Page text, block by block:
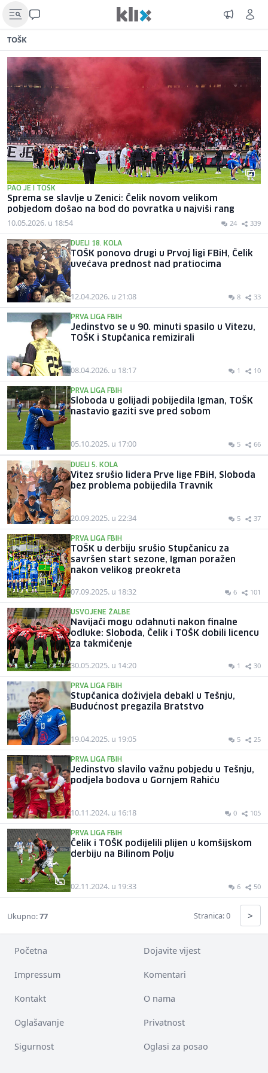
TOŠK
PAO JE I TOŠK
Sprema se slavlje u Zenici: Čelik novom velikom
pobjedom došao na bod do povratka u najviši rang
10.05.2026. u 18:54 24 339
DUELI 18. KOLA
TOŠK ponovo drugi u Prvoj ligi FBiH, Čelik
uvećava prednost nad pratiocima
12.04.2026. u 21:08 8 33
PRVA LIGA FBIH
Jedinstvo se u 90. minuti spasilo u Vitezu,
TOŠK i Stupčanica remizirali
08.04.2026. u 18:17 1 10
PRVA LIGA FBIH
Sloboda u golijadi pobijedila Igman, TOŠK
nastavio gaziti sve pred sobom
05.10.2025. u 17:00 5 66
DUELI 5. KOLA
Vitez srušio lidera Prve lige FBiH, Sloboda
bez problema pobijedila Travnik
20.09.2025. u 22:34 5 37
PRVA LIGA FBIH
TOŠK u derbiju srušio Stupčanicu za
savršen start sezone, Igman poražen
nakon velikog preokreta
07.09.2025. u 18:32 6 101
USVOJENE ŽALBE
Navijači mogu odahnuti nakon finalne
odluke: Sloboda, Čelik i TOŠK dobili licencu
za takmičenje
30.05.2025. u 14:20 1 30
PRVA LIGA FBIH
Stupčanica doživjela debakl u Tešnju,
Budućnost pregazila Bratstvo
19.04.2025. u 19:05 5 25
PRVA LIGA FBIH
Jedinstvo slavilo važnu pobjedu u Tešnju,
podjela bodova u Gornjem Rahiću
10.11.2024. u 16:18 0 105
PRVA LIGA FBIH
Čelik i TOŠK podijelili plijen u komšijskom
derbiju na Bilinom Polju
02.11.2024. u 19:33 6 50
Ukupno:77 Stranica: 0 >
Početna Dojavite vijest
Impressum Komentari
Kontakt O nama
Oglašavanje Privatnost
Sigurnost Oglasi za posao